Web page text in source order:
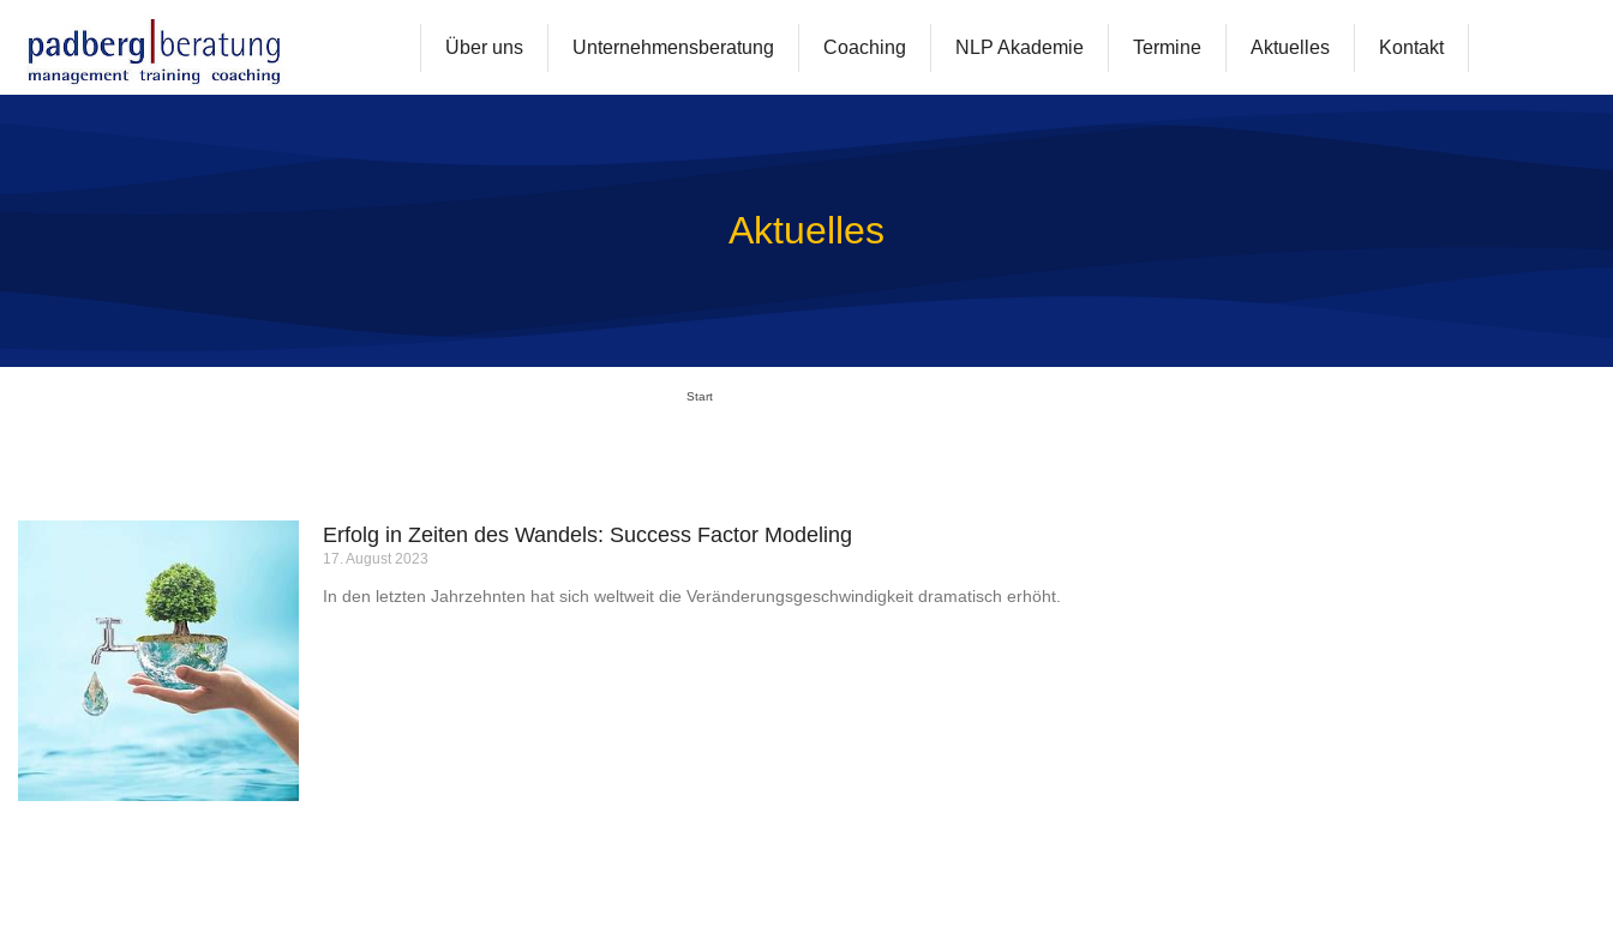
Über uns Unternehmensberatung Coaching NLP Akademie Termine Aktuelles Kontakt
Aktuelles
Start
Erfolg in Zeiten des Wandels: Success Factor Modeling
17. August 2023
In den letzten Jahrzehnten hat sich weltweit die Veränderungsgeschwindigkeit dramatisch erhöht.